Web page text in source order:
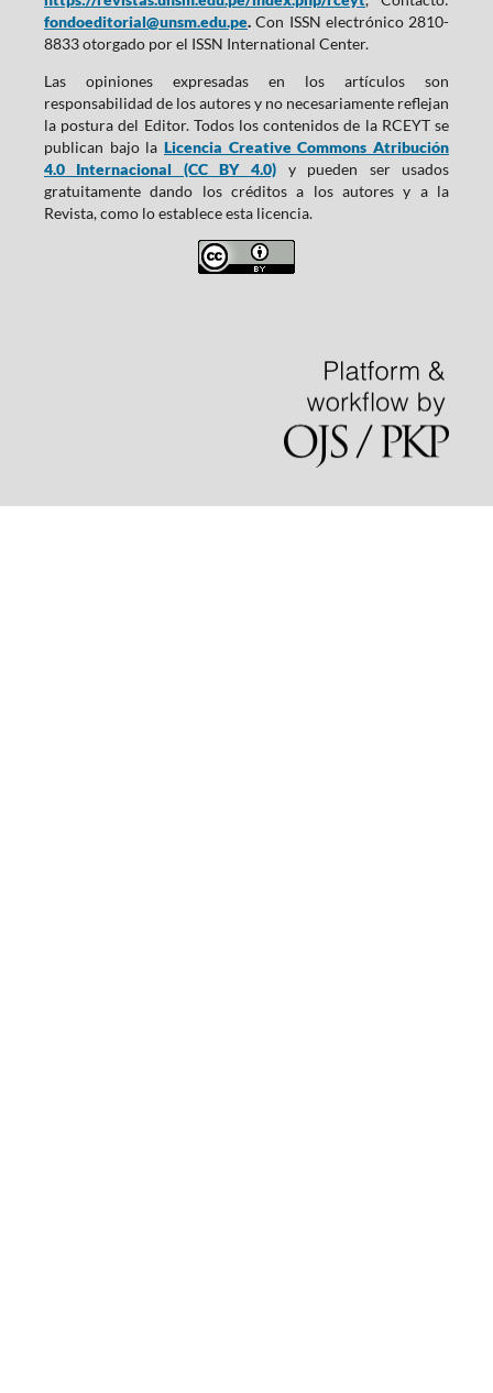
fondoeditorial@unsm.edu.pe.Con ISSN electrónico 2810-
8833 otorgado por el ISSN International Center.
Las opiniones expresadas en los artículos son
responsabilidad de los autores y no necesariamente reflejan
la postura del Editor. Todos los contenidos de la RCEYT se
publican bajo la Licencia Creative Commons Atribución
4.0 Internacional (CC BY 4.0) y pueden ser usados
gratuitamente dando los créditos a los autores y a la
Revista, como lo establece esta licencia.